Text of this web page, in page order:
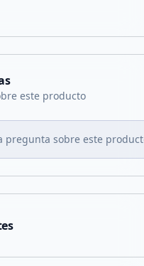
este producto
pregunta sobre este